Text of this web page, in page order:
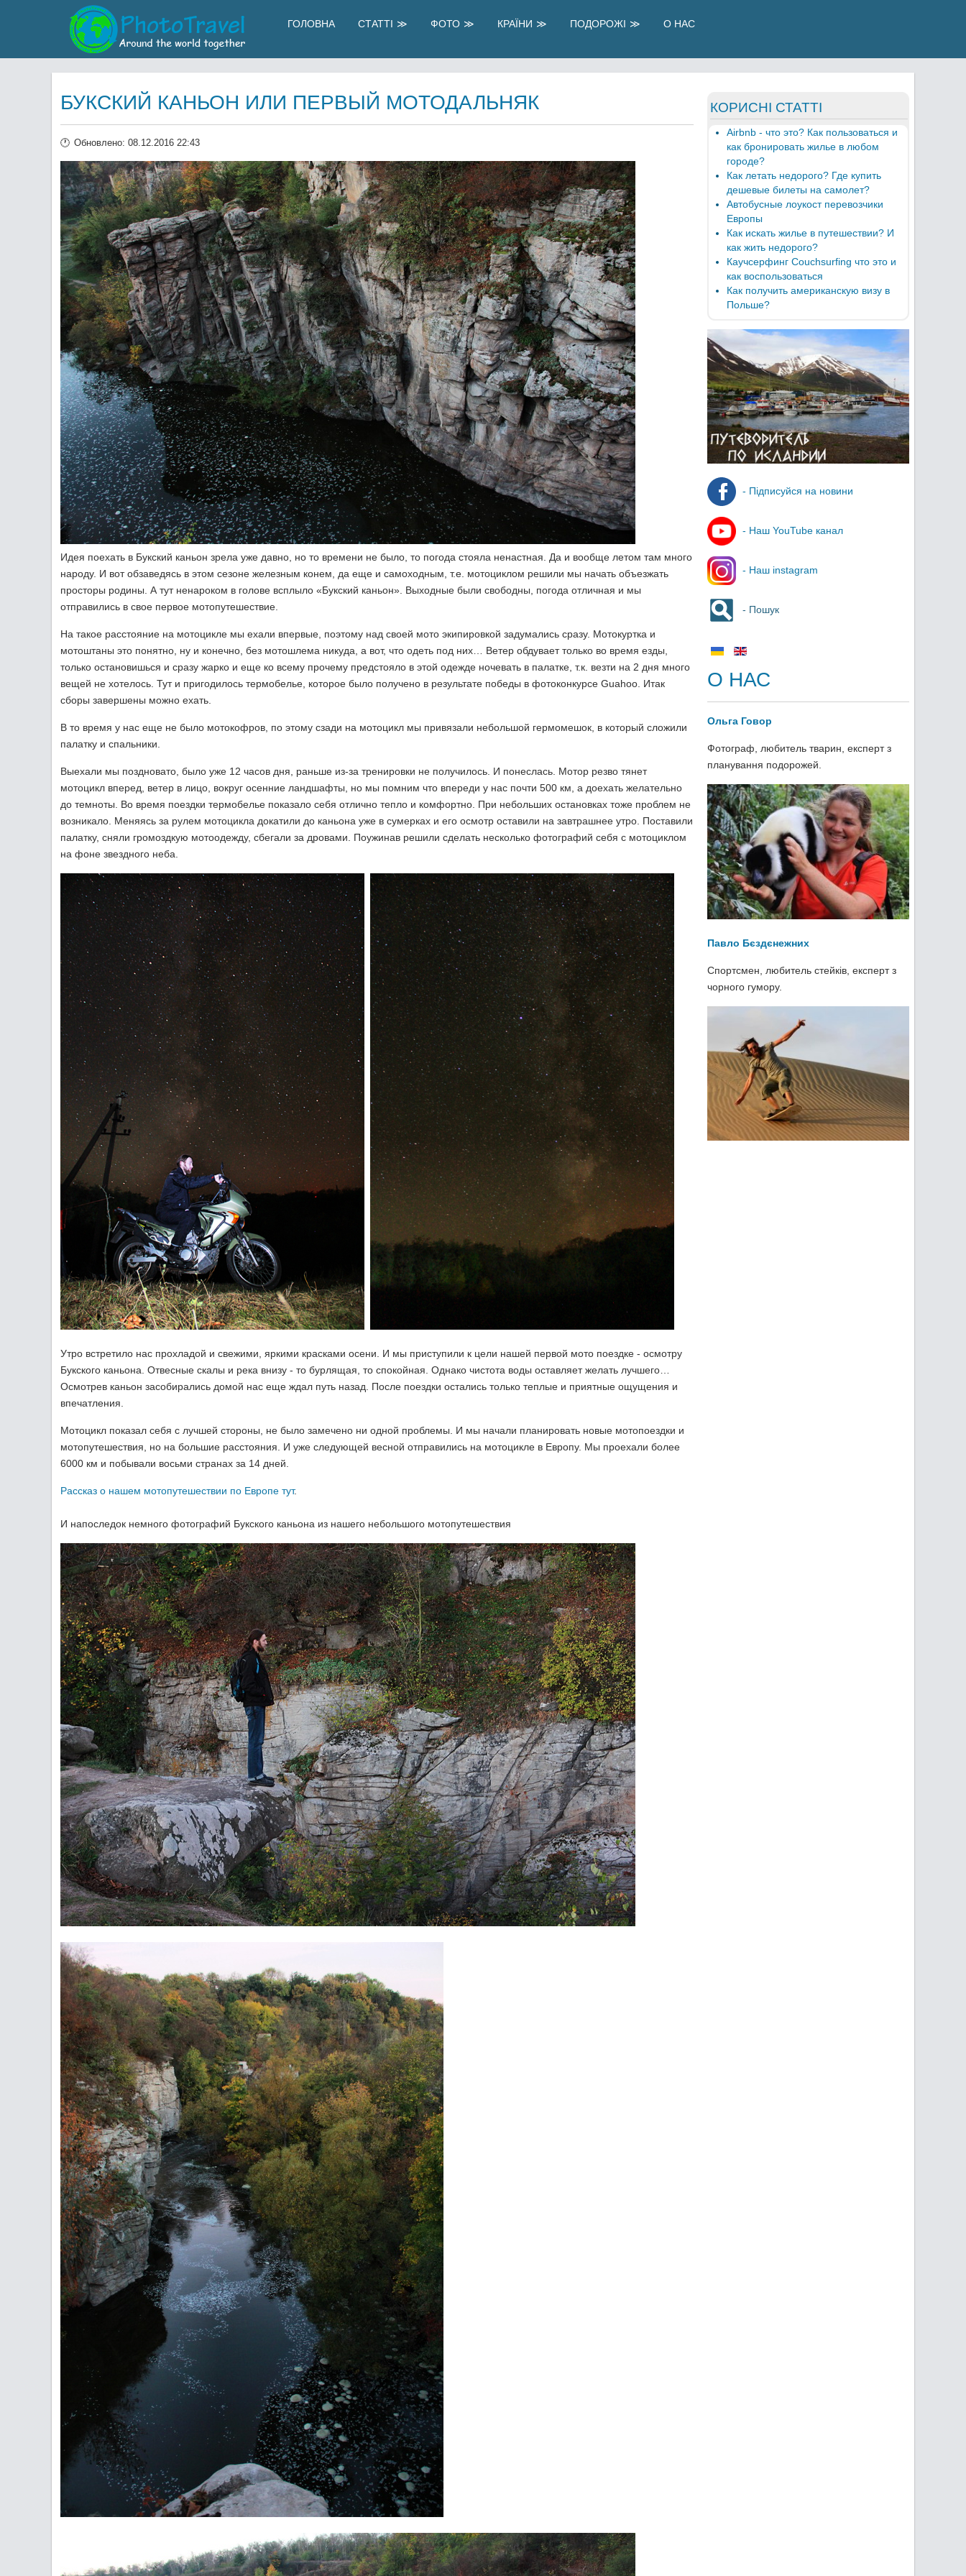
ГОЛОВНА СТАТТІ ФОТО КРАЇНИ ПОДОРОЖІ О НАС
БУКСКИЙ КАНЬОН ИЛИ ПЕРВЫЙ МОТОДАЛЬНЯК
Обновлено: 08.12.2016 22:43
Идея поехать в Букский каньон зрела уже давно, но то времени не было, то погода стояла ненастная. Да и вообще летом там много
народу. И вот обзаведясь в этом сезоне железным конем, да еще и самоходным, т.е. мотоциклом решили мы начать объезжать
просторы родины. А тут ненароком в голове всплыло «Букский каньон». Выходные были свободны, погода отличная и мы
отправились в свое первое мотопутешествие.
На такое расстояние на мотоцикле мы ехали впервые, поэтому над своей мото экипировкой задумались сразу. Мотокуртка и
мотоштаны это понятно, ну и конечно, без мотошлема никуда, а вот, что одеть под них… Ветер обдувает только во время езды,
только остановишься и сразу жарко и еще ко всему прочему предстояло в этой одежде ночевать в палатке, т.к. везти на 2 дня много
вещей не хотелось. Тут и пригодилось термобелье, которое было получено в результате победы в фотоконкурсе Guahoo. Итак
сборы завершены можно ехать.
В то время у нас еще не было мотокофров, по этому сзади на мотоцикл мы привязали небольшой гермомешок, в который сложили
палатку и спальники.
Выехали мы поздновато, было уже 12 часов дня, раньше из-за тренировки не получилось. И понеслась. Мотор резво тянет
мотоцикл вперед, ветер в лицо, вокруг осенние ландшафты, но мы помним что впереди у нас почти 500 км, а доехать желательно
до темноты. Во время поездки термобелье показало себя отлично тепло и комфортно. При небольших остановках тоже проблем не
возникало. Меняясь за рулем мотоцикла докатили до каньона уже в сумерках и его осмотр оставили на завтрашнее утро. Поставили
палатку, сняли громоздкую мотоодежду, сбегали за дровами. Поужинав решили сделать несколько фотографий себя с мотоциклом
на фоне звездного неба.
Утро встретило нас прохладой и свежими, яркими красками осени. И мы приступили к цели нашей первой мото поездке - осмотру
Букского каньона. Отвесные скалы и река внизу - то бурлящая, то спокойная. Однако чистота воды оставляет желать лучшего…
Осмотрев каньон засобирались домой нас еще ждал путь назад. После поездки остались только теплые и приятные ощущения и
впечатления.
Мотоцикл показал себя с лучшей стороны, не было замечено ни одной проблемы. И мы начали планировать новые мотопоездки и
мотопутешествия, но на большие расстояния. И уже следующей весной отправились на мотоцикле в Европу. Мы проехали более
6000 км и побывали восьми странах за 14 дней.
Рассказ о нашем мотопутешествии по Европе тут.
И напоследок немного фотографий Букского каньона из нашего небольшого мотопутешествия
КОРИСНІ СТАТТІ
Airbnb - что это? Как пользоваться и
как бронировать жилье в любом
городе?
Как летать недорого? Где купить
дешевые билеты на самолет?
Автобусные лоукост перевозчики
Европы
Как искать жилье в путешествии? И
как жить недорого?
Каучсерфинг Couchsurfing что это и
как воспользоваться
Как получить американскую визу в
Польше?
- Підписуйся на новини
- Наш YouTube канал
- Наш instagram
- Пошук
О НАС
Ольга Говор
Фотограф, любитель тварин, експерт з
планування подорожей.
Павло Бєздєнежних
Спортсмен, любитель стейків, експерт з
чорного гумору.